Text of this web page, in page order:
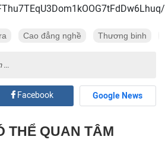
Cao đẳng nghề Thương binh
...
Facebook Google News
THỂ QUAN TÂM